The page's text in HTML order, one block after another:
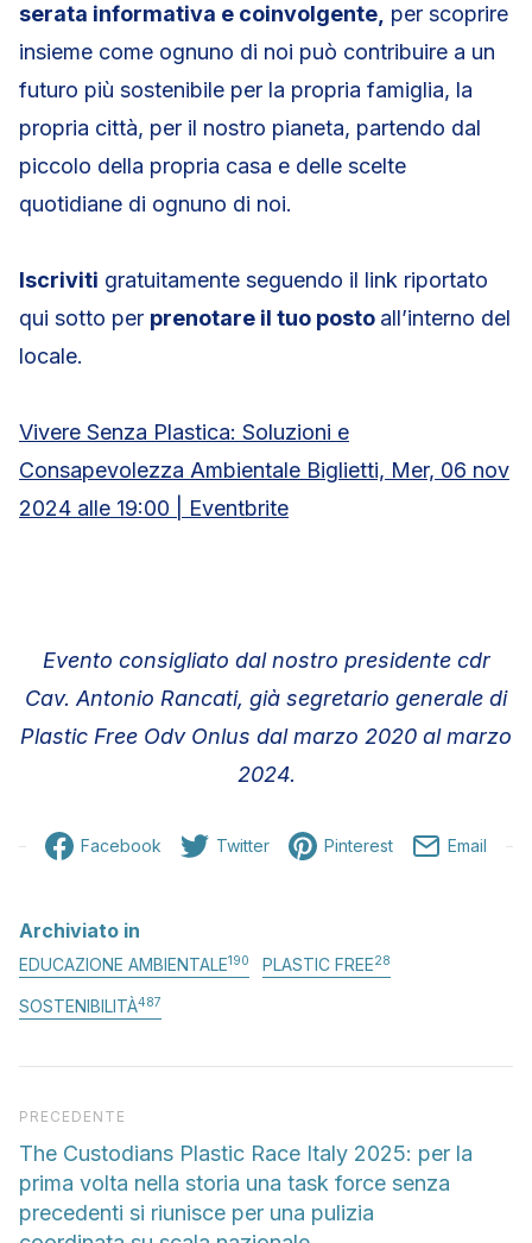
serata informativa e coinvolgente, per scoprire
insieme come ognuno di noi può contribuire a un
futuro più sostenibile per la propria famiglia, la
propria città, per il nostro pianeta, partendo dal
piccolo della propria casa e delle scelte
quotidiane di ognuno di noi.
Iscriviti gratuitamente seguendo il link riportato
qui sotto per prenotare il tuo posto all’interno del
locale.
Vivere Senza Plastica: Soluzioni e
Consapevolezza Ambientale Biglietti, Mer, 06 nov
2024 alle 19:00 | Eventbrite
Evento consigliato dal nostro presidente cdr
Cav. Antonio Rancati, già segretario generale di
Plastic Free Odv Onlus dal marzo 2020 al marzo
2024.
Facebook Twitter Pinterest Email
Archiviato in
EDUCAZIONE AMBIENTALE190 PLASTIC FREE28
SOSTENIBILITÀ487
Articolo precedente
PRECEDENTE
The Custodians Plastic Race Italy 2025: per la
prima volta nella storia una task force senza
precedenti si riunisce per una pulizia